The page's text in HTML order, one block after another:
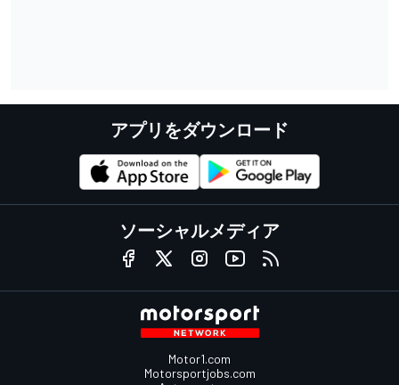
アプリをダウンロード
ソーシャルメディア
Motor1.com
Motorsportjobs.com